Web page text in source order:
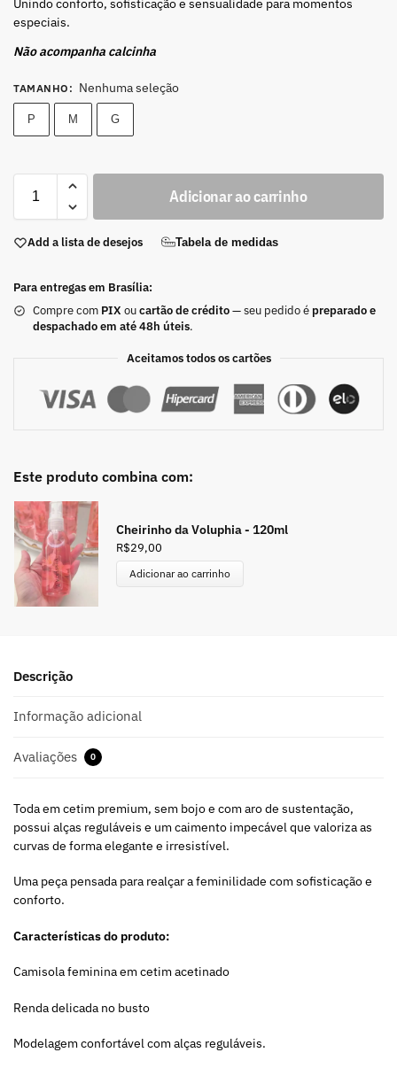
Unindo conforto, sofisticação e sensualidade para momentos
especiais.
Não acompanha calcinha
TAMANHO : Nenhuma seleção
P M G
Adicionar ao carrinho
Add a lista de desejos Tabela de medidas
Para entregas em Brasília:
Compre com PIX oucartão de crédito— seu pedido é preparado e
despachado em até 48h úteis.
Aceitamos todos os cartões
Este produto combina com:
Cheirinho da Voluphia - 120ml
R$29,00
Adicionar ao carrinho
Descrição
Informação adicional
Avaliações 0
Toda em cetim premium, sem bojo e com aro de sustentação,
possui alças reguláveis e um caimento impecável que valoriza as
curvas de forma elegante e irresistível.
Uma peça pensada para realçar a feminilidade com sofisticação e
conforto.
Características do produto:
Camisola feminina em cetim acetinado
Renda delicada no busto
Modelagem confortável com alças reguláveis.